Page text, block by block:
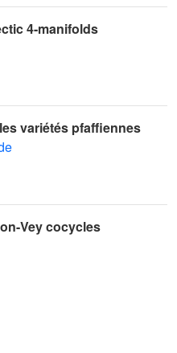
4-manifolds
variétés pfaffiennes
Vey cocycles